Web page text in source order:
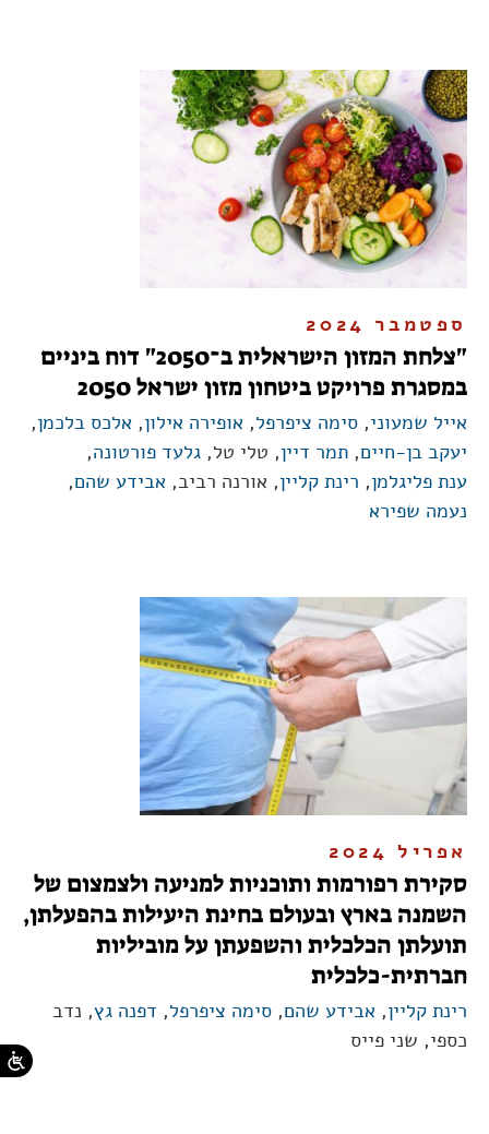
ספטמבר 2024
"צלחת המזון הישראלית ב־2050" דוח ביניים
במסגרת פרויקט ביטחון מזון ישראל 2050
אייל שמעוני, סימה ציפרפל, אופירה אילון, אלכס בלכמן,
יעקב בן-חיים, תמר דיין, טלי טל, גלעד פורטונה,
ענת פליגלמן, רינת קליין, אורנה רביב, אבידע שהם,
נעמה שפירא
אפריל 2024
סקירת רפורמות ותוכניות למניעה ולצמצום של
השמנה בארץ ובעולם בחינת היעילות בהפעלתן,
תועלתן הכלכלית והשפעתן על מוביליות
חברתית-כלכלית
רינת קליין, אבידע שהם, סימה ציפרפל, דפנה גץ, נדב
כספי, שני פייס